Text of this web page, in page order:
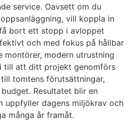
service. Oavsett om du
vill koppla in
bort ett stopp i avloppet
och med fokus på hållbar
modern utrustning
till att ditt projekt genomförs
tomtens förutsättningar,
Resultatet blir en
uppfyller dagens miljökrav och
många år framåt.